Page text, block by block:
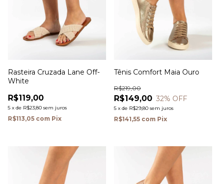
Rasteira Cruzada Lane Off-
White
R$119,00
5 x de R$23,80 sem juros
R$113,05 com Pix
Tênis Comfort Maia Ouro
R$149,00
R$219,00
32% OFF
5 x de R$29,80 sem juros
R$141,55 com Pix